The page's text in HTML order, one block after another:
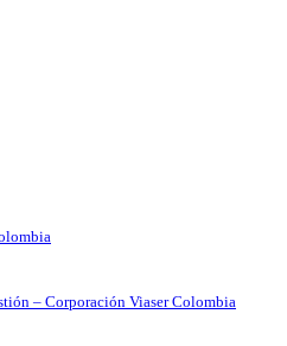
– Corporación Viaser Colombia